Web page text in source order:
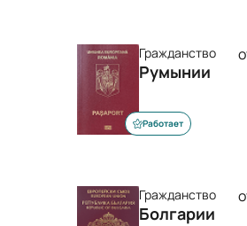
Работает
Гражданство
Румынии
Гражданство
Болгарии